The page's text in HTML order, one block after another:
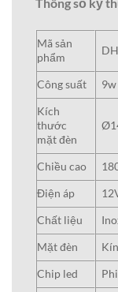
Mã sản
phẩm
Công suất
9w
Kích
thước
mặt đèn
Chiều cao
Điện áp
Chất liệu
Mặt đèn
Chip led